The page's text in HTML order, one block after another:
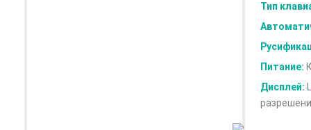
Тип
Питание:
Дисплей: